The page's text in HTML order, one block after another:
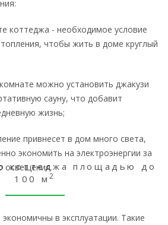
коттеджа - необходимое условие
чтобы жить в доме круглый
можно установить джакузи
сауну, что добавит
жизнь;
привнесет в дом много света,
экономить на электроэнергии за
освещения.
коттеджа площадью до
100 м2
в эксплуатации. Такие